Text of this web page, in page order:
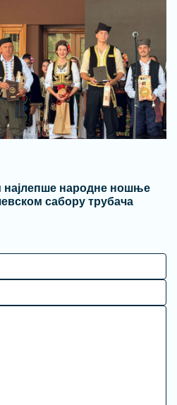
најлепше народне ношње
сабору трубача